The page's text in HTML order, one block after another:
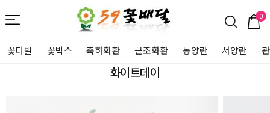
0
꽃다발 꽃박스 축하화환 근조화환 동양란 서양란
화이트데이